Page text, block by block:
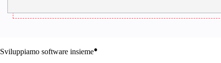
Sviluppiamo software insieme●